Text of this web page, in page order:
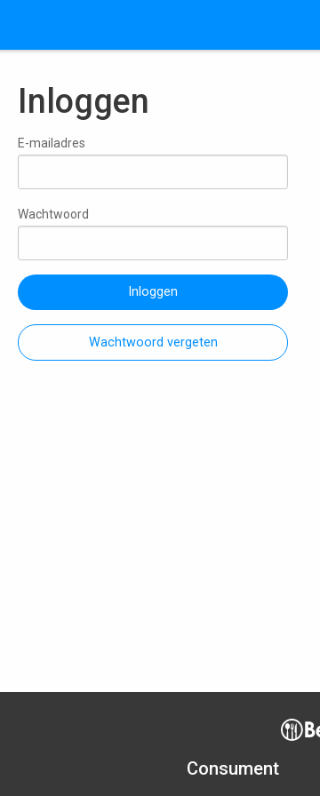
Inloggen
E-mailadres
Wachtwoord
Inloggen
Wachtwoord vergeten
Consument